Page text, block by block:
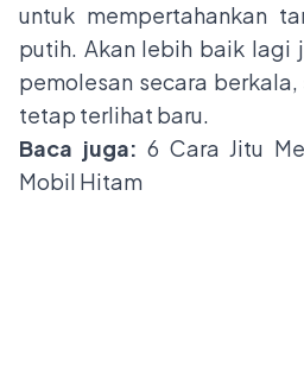
untuk mempertahankan
putih. Akan lebih baik lagi
pemolesan secara
tetap terlihat baru.
Baca juga: 6 Cara Jitu
Mobil Hitam